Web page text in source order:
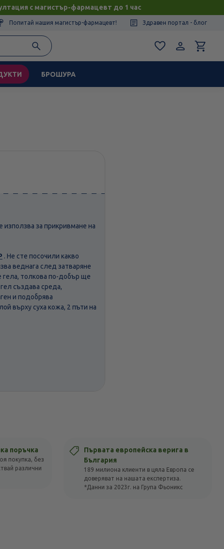
с магистър-фармацевт до 1 час
Попитай нашия магистър-фармацевт! Здравен портал - блог
БРОШУРА
използва за прикривмане на
. Не сте посочили какво
веднага след затваряне
гела, толкова по-добър ще
създава среда,
и подобрява
върху суха кожа, 2 пъти на
поръчка
покупка, без
различни
Първата европейска верига в
България
189 милиона клиенти в цяла Европа се
доверяват на нашата експертиза.
*Данни за 2023г. на Група Фьоникс